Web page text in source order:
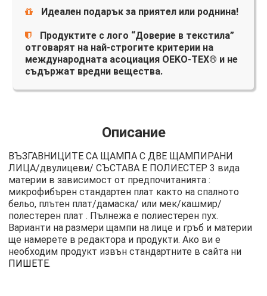
Идеален подарък за приятел или роднина!
Продуктите с лого “Доверие в текстила”
отговарят на най-строгите критерии на
международната асоциация OEKO-TEX® и не
съдържат вредни вещества.
Описание
ВЪЗГАВНИЦИТЕ СА ЩАМПА С ДВЕ ЩАМПИРАНИ
ЛИЦА/двулицеви/ СЪСТАВА Е ПОЛИЕСТЕР 3 вида
материи в зависимост от предпочитанията :
микрофибърен стандартен плат както на спалното
бельо, плътен плат/дамаска/ или мек/кашмир/
полестерен плат . Пълнежа е полиестерен пух.
Варианти на размери щампи на лице и гръб и материи
ще намерете в редактора и продукти. Ако ви е
необходим продукт извън стандартните в сайта ни
ПИШЕТЕ.